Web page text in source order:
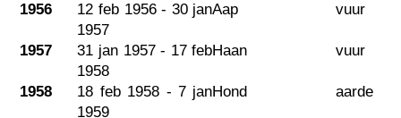
1956
12 feb 1956 - 30 jan
1957
Aap vuur
1957
31 jan 1957 - 17 feb
1958
Haan vuur
1958
18 feb 1958 - 7 jan
1959
Hond aarde